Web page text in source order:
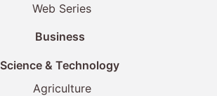
Web Series
Business
Science & Technology
Agriculture